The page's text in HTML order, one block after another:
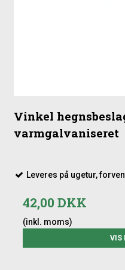
Fastgørelse: Rustfrie
Anbefalet tilbehør:
Vinkel
varmgalvaniseret
Leveres på ugetur,
42,00 DKK
(inkl. moms)
VIS